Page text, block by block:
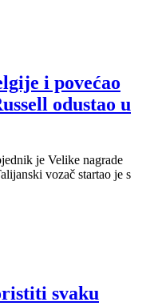
i povećao
odustao u
je Velike nagrade
vozač startao je s
svaku